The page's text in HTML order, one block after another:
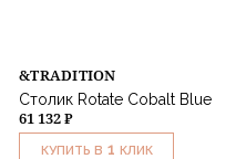
&TRADITION
Столик Rotate Cobalt Blue
61 132 ₽
КУПИТЬ В 1 КЛИК